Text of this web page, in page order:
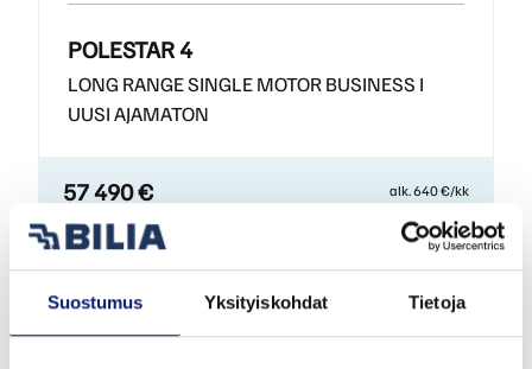
Suostumus Yksityiskohdat Tietoja
POLESTAR 4
LONG RANGE SINGLE MOTOR BUSINESS I
UUSI AJAMATON
57 490 € alk. 640 €/kk